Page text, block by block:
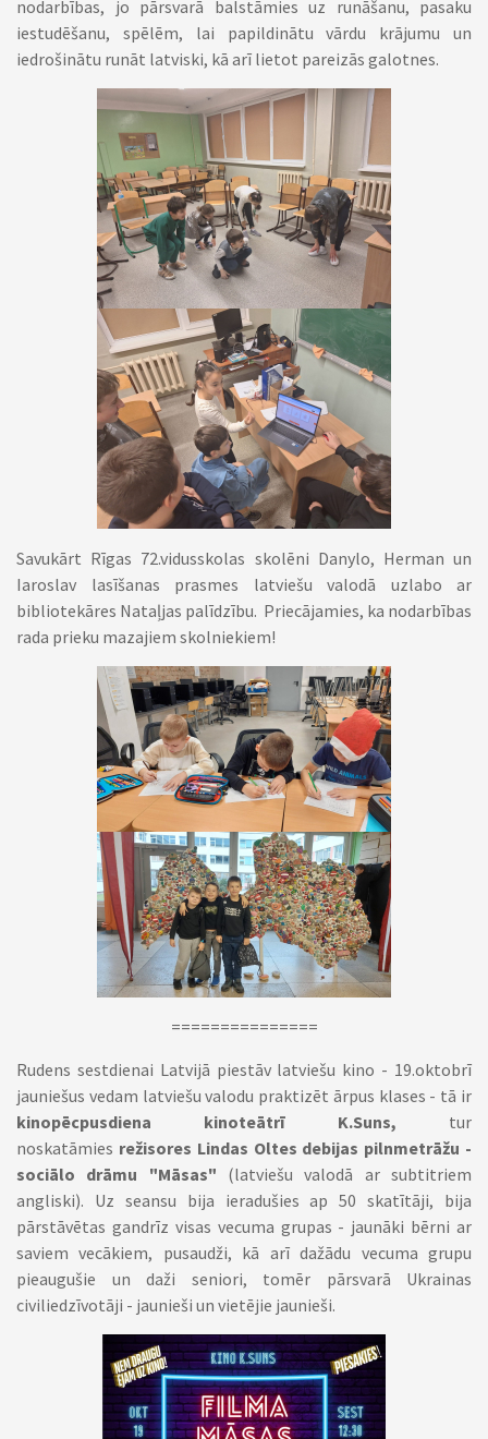
nodarbības, jo pārsvarā balstāmies uz runāšanu, pasaku
iestudēšanu, spēlēm, lai papildinātu vārdu krājumu un
iedrošinātu runāt latviski, kā arī lietot pareizās galotnes.
Savukārt Rīgas 72.vidusskolas skolēni Danylo, Herman un
Iaroslav lasīšanas prasmes latviešu valodā uzlabo ar
bibliotekāres Nataļjas palīdzību. Priecājamies, ka nodarbības
rada prieku mazajiem skolniekiem!
===============
Rudens sestdienai Latvijā piestāv latviešu kino - 19.oktobrī
jauniešus vedam latviešu valodu praktizēt ārpus klases - tā ir
kinopēcpusdiena kinoteātrī K.Suns, tur
noskatāmies režisores Lindas Oltes debijas pilnmetrāžu -
sociālo drāmu "Māsas" (latviešu valodā ar subtitriem
angliski). Uz seansu bija ieradušies ap 50 skatītāji, bija
pārstāvētas gandrīz visas vecuma grupas - jaunāki bērni ar
saviem vecākiem, pusaudži, kā arī dažādu vecuma grupu
pieaugušie un daži seniori, tomēr pārsvarā Ukrainas
civiliedzīvotāji - jaunieši un vietējie jaunieši.